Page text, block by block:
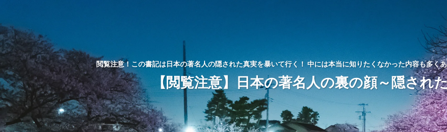
閲覧注意！この書記は日本の著名人の隠された真実を暴いて行く！ 中には本当に知りたくなかった内容も多く
【閲覧注意】日本の著名人の裏の顔～隠され